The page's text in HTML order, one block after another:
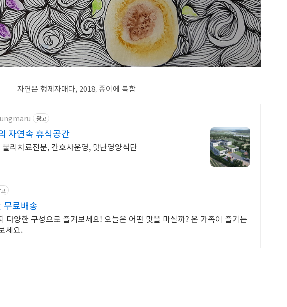
자연은 형제자매다, 2018, 종이에 복합
광고
자연속 휴식공간
리치료전문, 간호사운영, 맛난영양식단
무료배송
다양한 구성으로 즐겨보세요! 오늘은 어떤 맛을 마실까? 온 가족이 즐기는
세요.